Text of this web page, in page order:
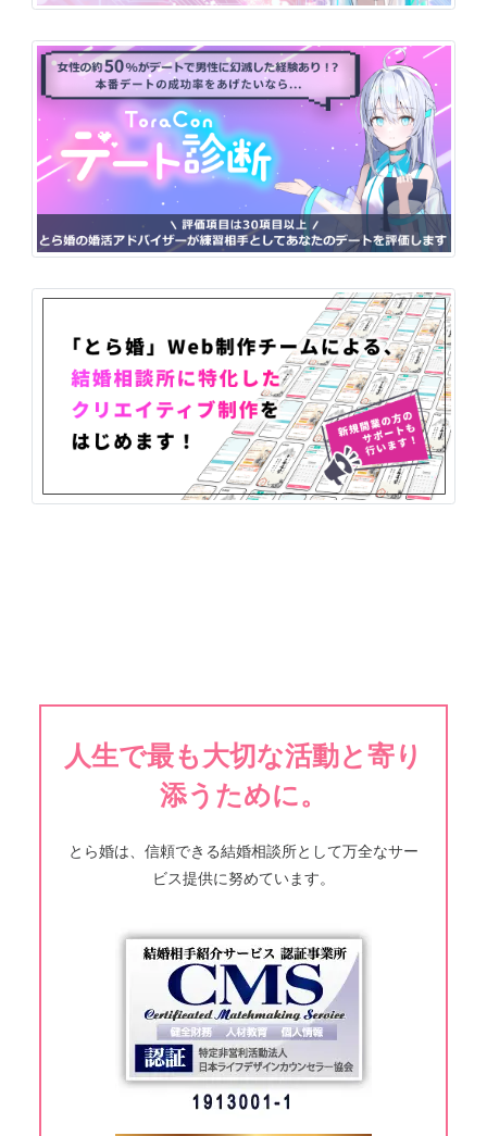
人生で最も大切な活動と寄り
添うために。
とら婚は、信頼できる結婚相談所として万全なサー
ビス提供に努めています。